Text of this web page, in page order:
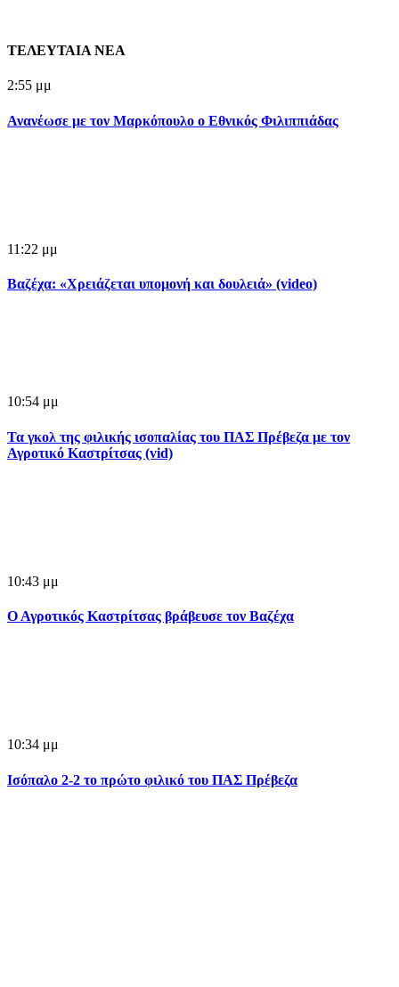
ΤΕΛΕΥΤΑΙΑ ΝΕΑ
2:55 μμ
Ανανέωσε με τον Μαρκόπουλο ο Εθνικός Φιλιππιάδας
11:22 μμ
Βαζέχα: «Χρειάζεται υπομονή και δουλειά» (video)
10:54 μμ
Τα γκολ της φιλικής ισοπαλίας του ΠΑΣ Πρέβεζα με τον
Αγροτικό Καστρίτσας (vid)
10:43 μμ
Ο Αγροτικός Καστρίτσας βράβευσε τον Βαζέχα
10:34 μμ
Ισόπαλο 2-2 το πρώτο φιλικό του ΠΑΣ Πρέβεζα